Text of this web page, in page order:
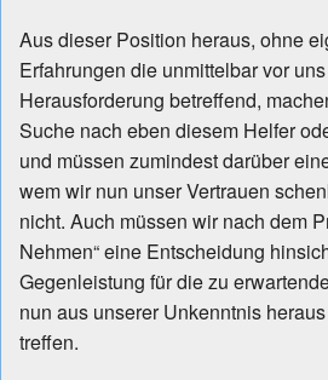
Aus dieser Position heraus, ohne
Erfahrungen die unmittelbar vor
Herausforderung betreffend,
Suche nach eben diesem Helfer
und müssen zumindest darüber
wem wir nun unser Vertrauen
nicht. Auch müssen wir nach dem
Nehmen“ eine Entscheidung
Gegenleistung für die zu
nun aus unserer Unkenntnis
treffen.